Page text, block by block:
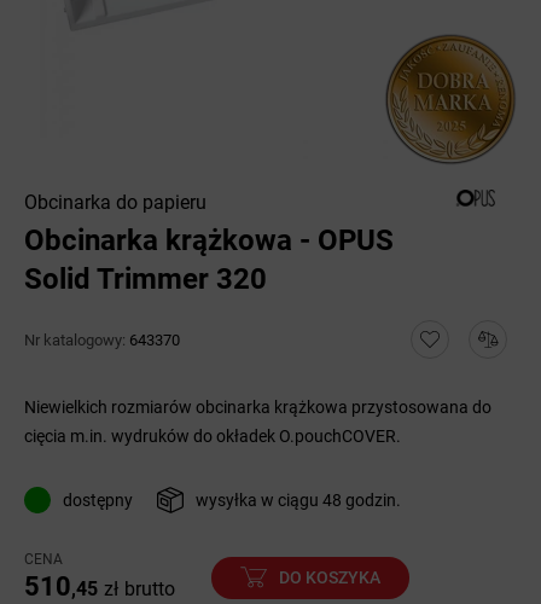
Obcinarka do papieru
Obcinarka krążkowa - OPUS
Solid Trimmer 320
Nr katalogowy: 643370
Niewielkich rozmiarów obcinarka krążkowa przystosowana do
cięcia m.in. wydruków do okładek O.pouchCOVER.
dostępny wysyłka w ciągu 48 godzin.
CENA
510,45 zł brutto
DO KOSZYKA